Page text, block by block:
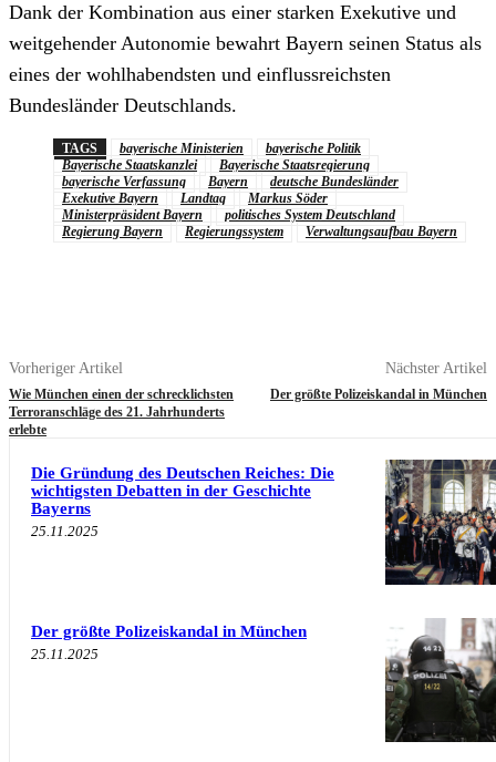
Dank der Kombination aus einer starken Exekutive und
weitgehender Autonomie bewahrt Bayern seinen Status als
eines der wohlhabendsten und einflussreichsten
Bundesländer Deutschlands.
TAGS bayerische Ministerien
bayerische Politik
Bayerische Staatskanzlei
Bayerische Staatsregierung
bayerische Verfassung
Bayern
deutsche Bundesländer
Exekutive Bayern
Landtag
Markus Söder
Ministerpräsident Bayern
politisches System Deutschland
Regierung Bayern
Regierungssystem Verwaltungsaufbau Bayern
Vorheriger Artikel
Wie München einen der schrecklichsten
Terroranschläge des 21. Jahrhunderts
erlebte
Nächster Artikel
Der größte Polizeiskandal in München
Die Gründung des Deutschen Reiches: Die
wichtigsten Debatten in der Geschichte
Bayerns
25.11.2025
Der größte Polizeiskandal in München
25.11.2025